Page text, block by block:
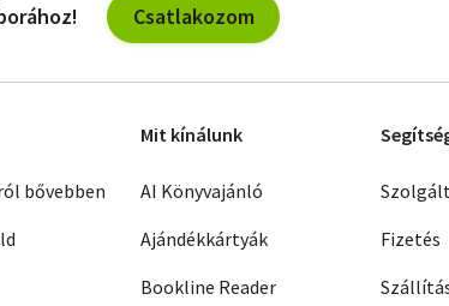
Csatlakozom
bővebben
Mit kínálunk
AI Könyvajánló
Ajándékkártyák
Bookline Reader
Fizetés